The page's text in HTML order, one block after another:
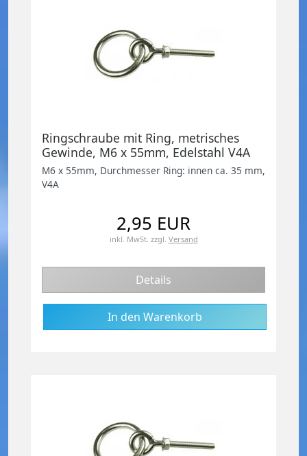
Ringschraube mit Ring, metrisches
Gewinde, M6 x 55mm, Edelstahl V4A
M6 x 55mm, Durchmesser Ring: innen ca. 35 mm,
V4A
2,95 EUR
inkl. MwSt. zzgl. Versand
Details